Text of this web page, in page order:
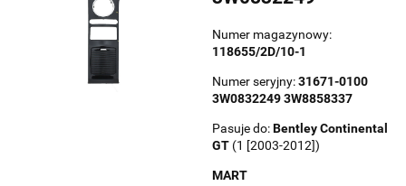
Numer magazynowy:
118655/2D/10-1
Numer seryjny:31671-0100
3W0832249 3W8858337
Pasuje do:BentleyContinental
GT (1 [2003-2012])
MART